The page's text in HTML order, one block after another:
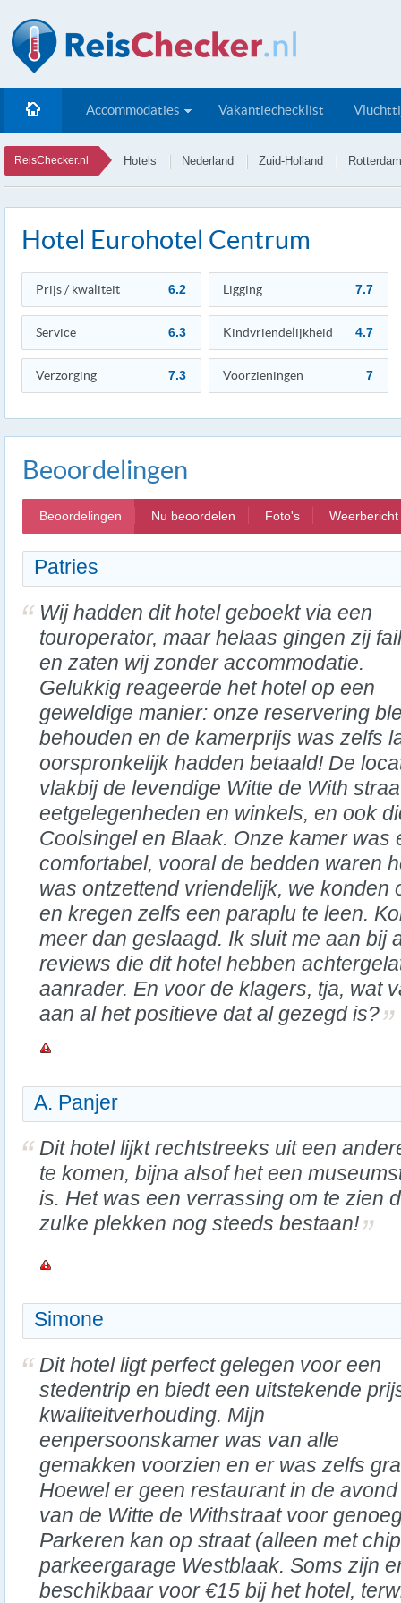
Accommodaties Vakantiechecklist
ReisChecker.nl Hotels Nederland Zuid-Holland Rotterdam
Hotel Eurohotel Centrum
Prijs / kwaliteit 6.2 Ligging 7.7
Service 6.3 Kindvriendelijkheid 4.7
Verzorging 7.3 Voorzieningen 7
Beoordelingen
Beoordelingen Nu beoordelen Foto's Weerbericht
Patries
Wij hadden dit hotel geboekt via een
touroperator, maar helaas gingen zij
en zaten wij zonder accommodatie.
Gelukkig reageerde het hotel op een
geweldige manier: onze reservering
behouden en de kamerprijs was zelfs
oorspronkelijk hadden betaald! De
vlakbij de levendige Witte de With
eetgelegenheden en winkels, en ook
Coolsingel en Blaak. Onze kamer was
comfortabel, vooral de bedden waren
was ontzettend vriendelijk, we konden
en kregen zelfs een paraplu te leen.
meer dan geslaagd. Ik sluit me aan bij
reviews die dit hotel hebben
aanrader. En voor de klagers, tja, wat
aan al het positieve dat al gezegd is?
A. Panjer
Dit hotel lijkt rechtstreeks uit een
te komen, bijna alsof het een
is. Het was een verrassing om te zien
zulke plekken nog steeds bestaan!
Simone
Dit hotel ligt perfect gelegen voor een
stedentrip en biedt een uitstekende
kwaliteitverhouding. Mijn
eenpersoonskamer was van alle
gemakken voorzien en er was zelfs
Hoewel er geen restaurant in de
van de Witte de Withstraat voor
Parkeren kan op straat (alleen met
parkeergarage Westblaak. Soms zijn
beschikbaar voor €15 bij het hotel,